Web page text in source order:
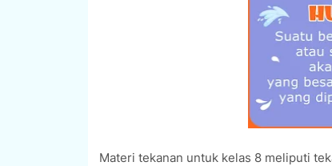
Materi tekanan untuk kelas 8 meliputi